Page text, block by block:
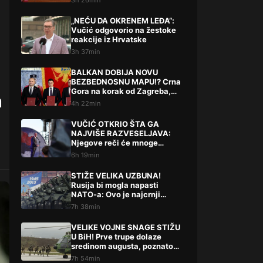
„NEĆU DA OKRENEM LEĐA“:
Vučić odgovorio na žestoke
reakcije iz Hrvatske
3h 37min
BALKAN DOBIJA NOVU
BEZBEDNOSNU MAPU!? Crna
Gora na korak od Zagreba,
Tirane i Prištine – detalji koji
4h 22min
VUČIĆ OTKRIO ŠTA GA
NAJVIŠE RAZVESELJAVA:
Njegove reči će mnoge
iznenaditi!
6h 19min
STIŽE VELIKA UZBUNA!
Rusija bi mogla napasti
NATO-a: Ovo je najcrnji
scenarij
7h 38min
VELIKE VOJNE SNAGE STIŽU
U BiH! Prve trupe dolaze
sredinom augusta, poznato
šta slijedi
7h 54min